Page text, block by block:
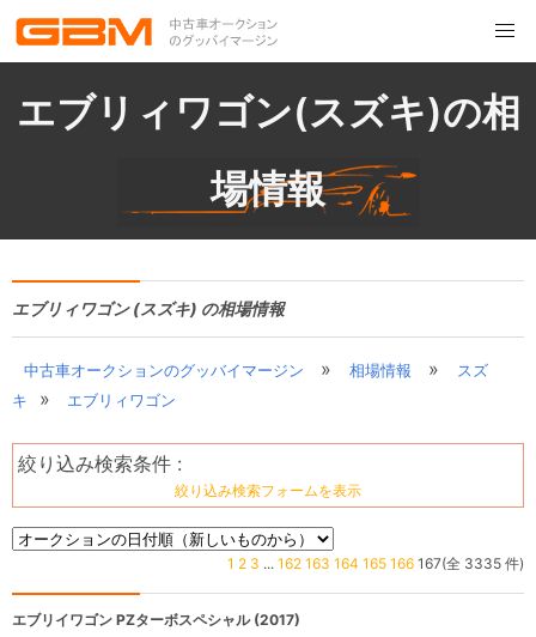
エブリィワゴン(スズキ)の相
場情報
エブリィワゴン (スズキ) の相場情報
中古車オークションのグッバイマージン » 相場情報 »
スズ
キ
» エブリィワゴン
絞り込み検索条件 :
絞り込み検索フォームを表示
1 2 3 ... 162 163 164 165 166 167(全 3335 件)
エブリイワゴン PZターボスペシャル (2017)